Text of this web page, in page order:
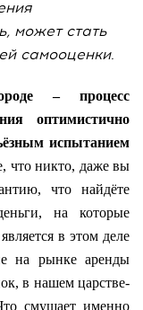
может стать
самооценки.
– процесс
оптимистично
испытанием
что никто, даже вы
что найдёте
на которые
в этом деле
на рынке аренды
в нашем царстве-
смущает именно